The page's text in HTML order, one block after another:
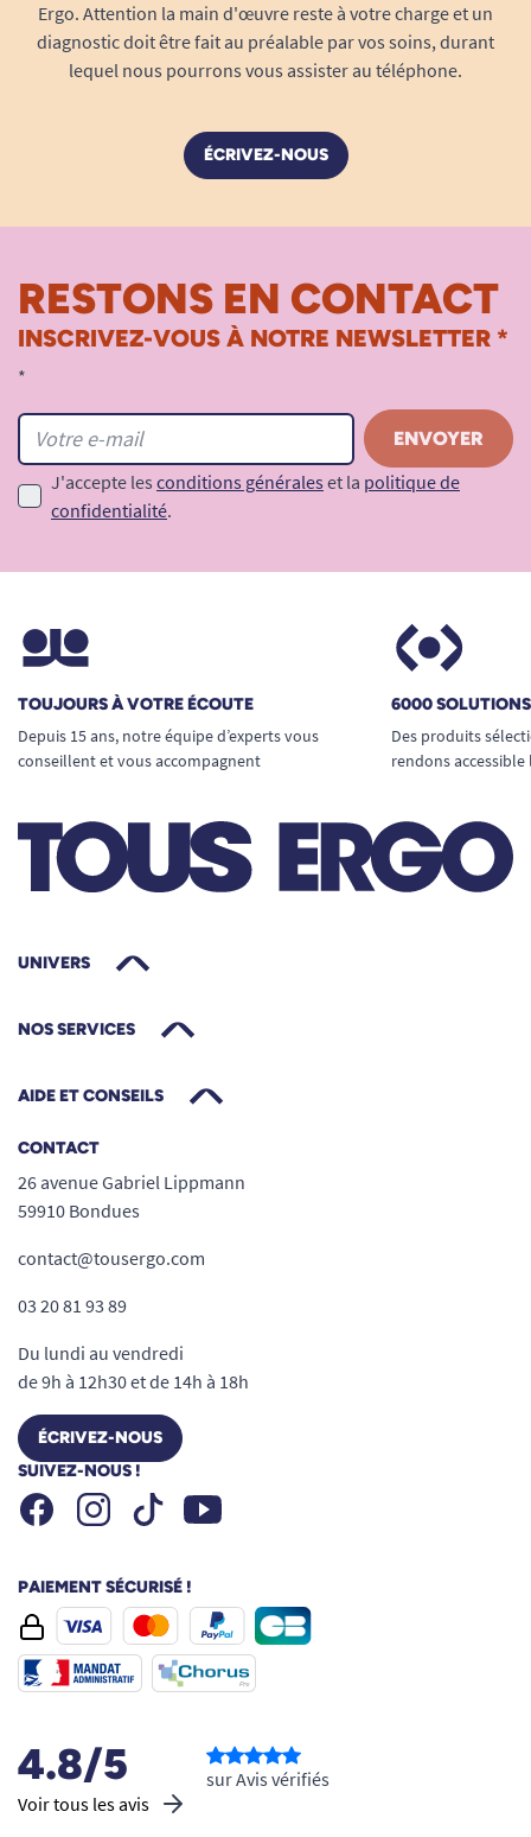
Ergo. Attention la main d'œuvre reste à votre charge et un
diagnostic doit être fait au préalable par vos soins, durant
lequel nous pourrons vous assister au téléphone.
ÉCRIVEZ-NOUS
RESTONS EN CONTACT
INSCRIVEZ-VOUS À NOTRE NEWSLETTER *
*
J'accepte les conditions générales et la politique de
confidentialité.
TOUJOURS À VOTRE ÉCOUTE
Depuis 15 ans, notre équipe d’experts vous
conseillent et vous accompagnent
6000
Des produits
rendons
UNIVERS
NOS SERVICES
AIDE ET CONSEILS
CONTACT
26 avenue Gabriel Lippmann
59910 Bondues
contact@tousergo.com
03 20 81 93 89
Du lundi au vendredi
de 9h à 12h30 et de 14h à 18h
ÉCRIVEZ-NOUS
SUIVEZ-NOUS !
FacebookInstagramTiktok Youtube
PAIEMENT SÉCURISÉ !
4.8/5
Voir tous les avis
sur Avis vérifiés